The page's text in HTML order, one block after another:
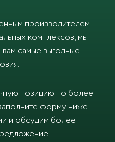
производителем
комплексов, мы
самые выгодные
позицию по более
форму ниже.
и обсудим более